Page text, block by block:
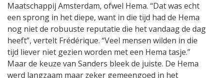
Maatschappij Amsterdam, ofwel Hema. “Dat was echt
een sprong in het diepe, want in die tijd had de Hema
nog niet de robuuste reputatie die het vandaag de dag
heeft”, vertelt Frédérique. “Veel mensen wilden in die
tijd liever niet gezien worden met een Hema tasje.”
Maar de keuze van Sanders bleek de juiste. De Hema
werd langzaam maar zeker gemeengoed in het